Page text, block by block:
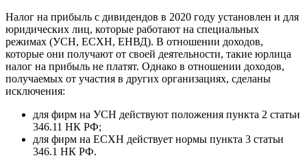
Налог на прибыль с дивидендов в 2020 году установлен и для
юридических лиц, которые работают на специальных
режимах (УСН, ЕСХН, ЕНВД). В отношении доходов,
которые они получают от своей деятельности, такие юрлица
налог на прибыль не платят. Однако в отношении доходов,
получаемых от участия в других организациях, сделаны
исключения:
для фирм на УСН действуют положения пункта 2 статьи
346.11 НК РФ;
для фирм на ЕСХН действует нормы пункта 3 статьи
346.1 НК РФ.